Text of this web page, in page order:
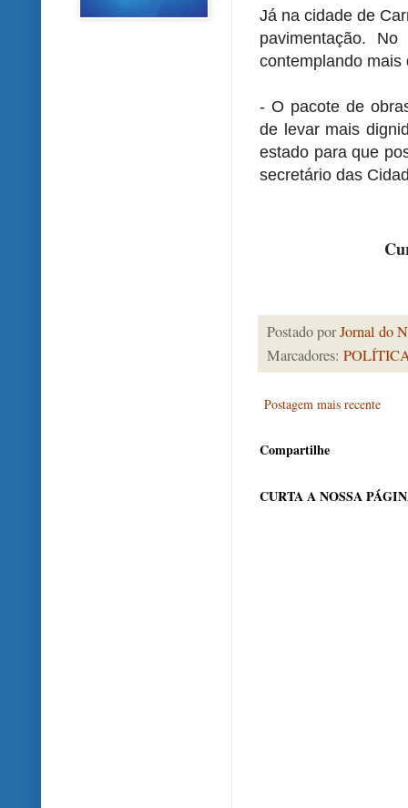
Já na cidade de
pavimentação.
contemplando mais
- O pacote de
de levar mais
estado para que
secretário das
Postado porJornal do
Marcadores:
Postagem mais recente
Compartilhe
CURTA A NOSSA